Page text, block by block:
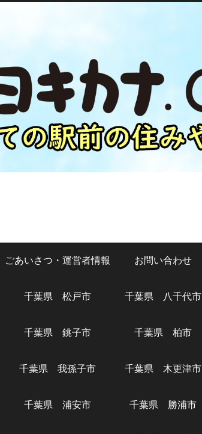
ごあいさつ・運営者情報 お問い合わせ
千葉県 松戸市 千葉県 八千代市
千葉県 銚子市 千葉県 柏市
千葉県 我孫子市 千葉県 木更津市
千葉県 浦安市 千葉県 勝浦市